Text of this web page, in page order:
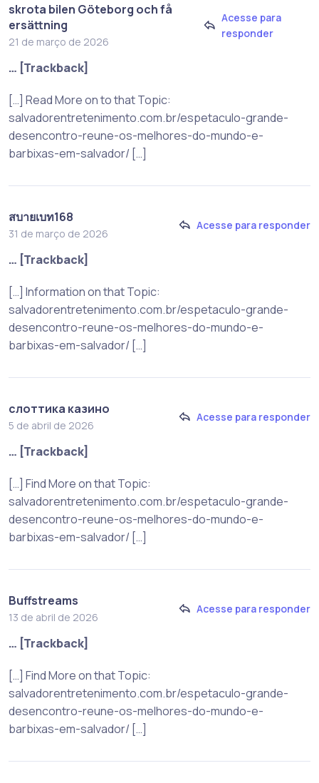
skrota bilen Göteborg och få
ersättning
21 de março de 2026
Acesse para
responder
… [Trackback]
[…] Read More on to that Topic:
salvadorentretenimento.com.br/espetaculo-grande-
desencontro-reune-os-melhores-do-mundo-e-
barbixas-em-salvador/ […]
สบายเบท168
31 de março de 2026
Acesse para responder
… [Trackback]
[…] Information on that Topic:
salvadorentretenimento.com.br/espetaculo-grande-
desencontro-reune-os-melhores-do-mundo-e-
barbixas-em-salvador/ […]
слоттика казино
5 de abril de 2026
Acesse para responder
… [Trackback]
[…] Find More on that Topic:
salvadorentretenimento.com.br/espetaculo-grande-
desencontro-reune-os-melhores-do-mundo-e-
barbixas-em-salvador/ […]
Buffstreams
13 de abril de 2026
Acesse para responder
… [Trackback]
[…] Find More on that Topic:
salvadorentretenimento.com.br/espetaculo-grande-
desencontro-reune-os-melhores-do-mundo-e-
barbixas-em-salvador/ […]